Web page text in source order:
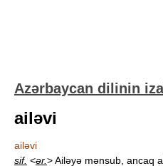
Azərbaycan dilinin
ailəvi
ailəvi
sif. <ər.> Ailəyə mənsub, ancaq